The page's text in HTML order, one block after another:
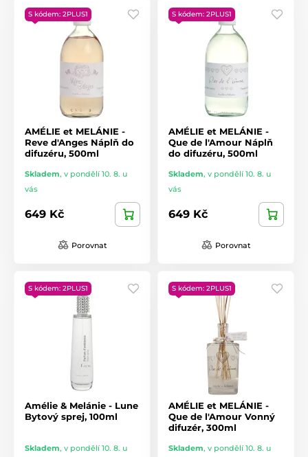
S kódem: 2PLUS1
AMÉLIE et MELÁNIE -
Reve d'Anges Náplň do
difuzéru, 500ml
Skladem, v pondělí 10. 8. u
vás
649 Kč
Porovnat
S kódem: 2PLUS1
AMÉLIE et MELÁNIE -
Que de l'Amour Náplň
do difuzéru, 500ml
Skladem, v pondělí 10. 8. u
vás
649 Kč
Porovnat
S kódem: 2PLUS1
Amélie & Melánie - Lune
Bytový sprej, 100ml
Skladem, v pondělí 10. 8. u
S kódem: 2PLUS1
AMÉLIE et MELÁNIE -
Que de l'Amour Vonný
difuzér, 300ml
Skladem, v pondělí 10. 8. u